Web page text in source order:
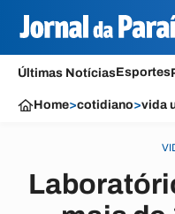
Últimas NotíciasEsportes
Home>cotidiano>vida